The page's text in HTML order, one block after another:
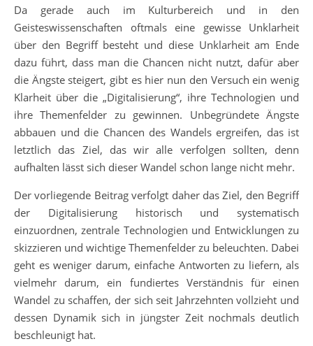
Da gerade auch im Kulturbereich und in den
Geisteswissenschaften oftmals eine gewisse Unklarheit
über den Begriff besteht und diese Unklarheit am Ende
dazu führt, dass man die Chancen nicht nutzt, dafür aber
die Ängste steigert, gibt es hier nun den Versuch ein wenig
Klarheit über die „Digitalisierung“, ihre Technologien und
ihre Themenfelder zu gewinnen. Unbegründete Ängste
abbauen und die Chancen des Wandels ergreifen, das ist
letztlich das Ziel, das wir alle verfolgen sollten, denn
aufhalten lässt sich dieser Wandel schon lange nicht mehr.
Der vorliegende Beitrag verfolgt daher das Ziel, den Begriff
der Digitalisierung historisch und systematisch
einzuordnen, zentrale Technologien und Entwicklungen zu
skizzieren und wichtige Themenfelder zu beleuchten. Dabei
geht es weniger darum, einfache Antworten zu liefern, als
vielmehr darum, ein fundiertes Verständnis für einen
Wandel zu schaffen, der sich seit Jahrzehnten vollzieht und
dessen Dynamik sich in jüngster Zeit nochmals deutlich
beschleunigt hat.